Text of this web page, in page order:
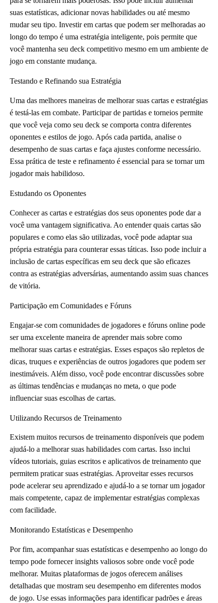
suas estatísticas, adicionar novas habilidades ou até mesmo
mudar seu tipo. Investir em cartas que podem ser melhoradas ao
longo do tempo é uma estratégia inteligente, pois permite que
você mantenha seu deck competitivo mesmo em um ambiente de
jogo em constante mudança.
Testando e Refinando sua Estratégia
Uma das melhores maneiras de melhorar suas cartas e estratégias
é testá-las em combate. Participar de partidas e torneios permite
que você veja como seu deck se comporta contra diferentes
oponentes e estilos de jogo. Após cada partida, analise o
desempenho de suas cartas e faça ajustes conforme necessário.
Essa prática de teste e refinamento é essencial para se tornar um
jogador mais habilidoso.
Estudando os Oponentes
Conhecer as cartas e estratégias dos seus oponentes pode dar a
você uma vantagem significativa. Ao entender quais cartas são
populares e como elas são utilizadas, você pode adaptar sua
própria estratégia para counterar essas táticas. Isso pode incluir a
inclusão de cartas específicas em seu deck que são eficazes
contra as estratégias adversárias, aumentando assim suas chances
de vitória.
Participação em Comunidades e Fóruns
Engajar-se com comunidades de jogadores e fóruns online pode
ser uma excelente maneira de aprender mais sobre como
melhorar suas cartas e estratégias. Esses espaços são repletos de
dicas, truques e experiências de outros jogadores que podem ser
inestimáveis. Além disso, você pode encontrar discussões sobre
as últimas tendências e mudanças no meta, o que pode
influenciar suas escolhas de cartas.
Utilizando Recursos de Treinamento
Existem muitos recursos de treinamento disponíveis que podem
ajudá-lo a melhorar suas habilidades com cartas. Isso inclui
vídeos tutoriais, guias escritos e aplicativos de treinamento que
permitem praticar suas estratégias. Aproveitar esses recursos
pode acelerar seu aprendizado e ajudá-lo a se tornar um jogador
mais competente, capaz de implementar estratégias complexas
com facilidade.
Monitorando Estatísticas e Desempenho
Por fim, acompanhar suas estatísticas e desempenho ao longo do
tempo pode fornecer insights valiosos sobre onde você pode
melhorar. Muitas plataformas de jogos oferecem análises
detalhadas que mostram seu desempenho em diferentes modos
de jogo. Use essas informações para identificar padrões e áreas